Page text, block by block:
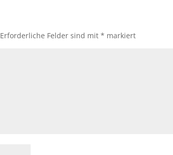
Erforderliche Felder sind mit * markiert